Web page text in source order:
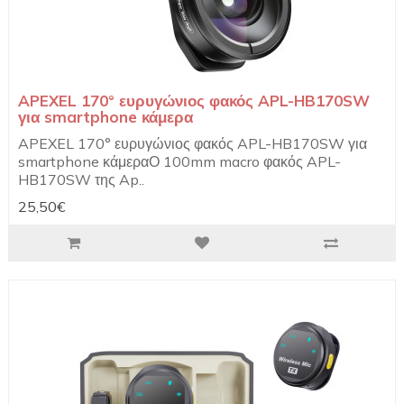
APEXEL 170° ευρυγώνιος φακός APL-HB170SW
για smartphone κάμερα
APEXEL 170° ευρυγώνιος φακός APL-HB170SW για
smartphone κάμεραΟ 100mm macro φακός APL-
HB170SW της Ap..
25,50€